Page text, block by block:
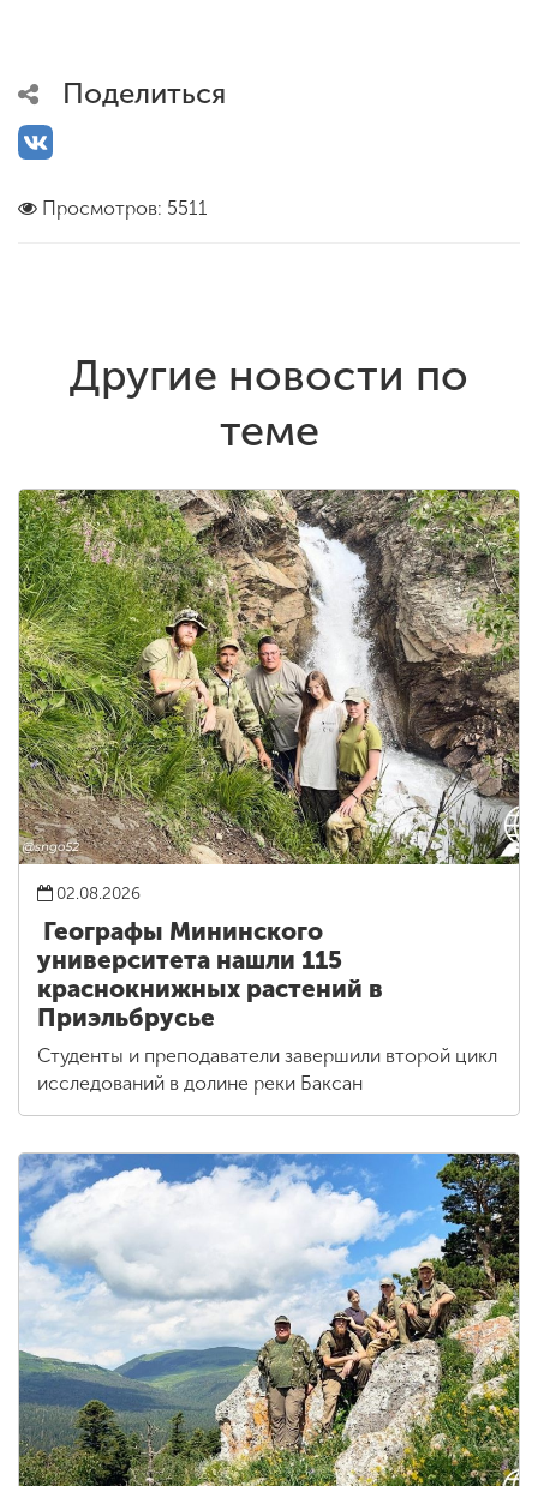
Поделиться
Просмотров: 5511
Другие новости по
теме
02.08.2026
Географы Мининского
университета нашли 115
краснокнижных растений в
Приэльбрусье
Студенты и преподаватели завершили второй цикл
исследований в долине реки Баксан